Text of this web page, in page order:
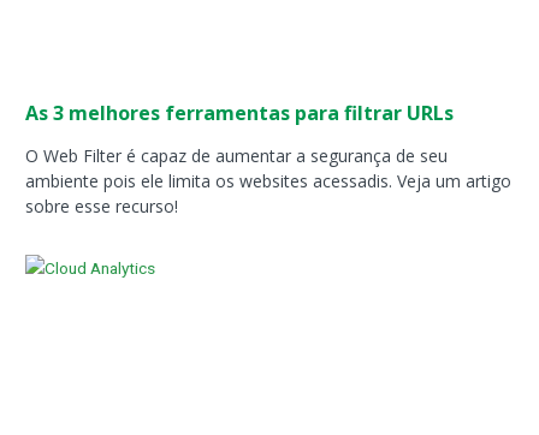
As 3 melhores ferramentas para filtrar URLs
O Web Filter é capaz de aumentar a segurança de seu
ambiente pois ele limita os websites acessadis. Veja um artigo
sobre esse recurso!